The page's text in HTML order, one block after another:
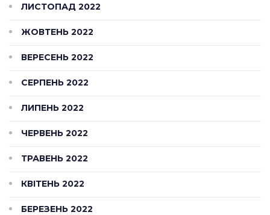
ЛИСТОПАД 2022
ЖОВТЕНЬ 2022
ВЕРЕСЕНЬ 2022
СЕРПЕНЬ 2022
ЛИПЕНЬ 2022
ЧЕРВЕНЬ 2022
ТРАВЕНЬ 2022
КВІТЕНЬ 2022
БЕРЕЗЕНЬ 2022